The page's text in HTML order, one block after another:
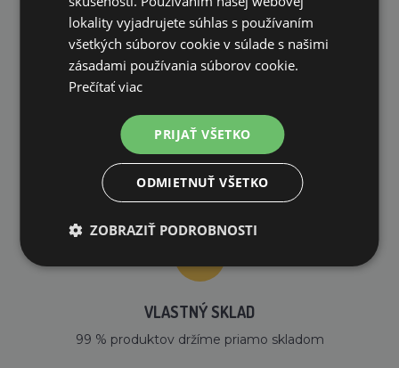
PREČO NAKUPOVAŤ U NÁS?
DOPRAVA ZDARMA
na všetky objednávky od 200€ vrátane DPH.
VLASTNÝ SKLAD
99 % produktov držíme priamo skladom
lokality vyjadrujete súhlas s používaním
všetkých súborov cookie v súlade s našimi
zásadami používania súborov cookie.
Prečítať viac
PRIJAŤ VŠETKO
ODMIETNUŤ VŠETKO
ZOBRAZIŤ PODROBNOSTI